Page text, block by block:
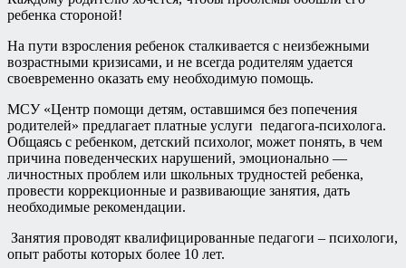
ребенка стороной!
На пути взросления ребенок сталкивается с неизбежными
возрастными кризисами, и не всегда родителям удается
своевременно оказать ему необходимую помощь.
МСУ «Центр помощи детям, оставшимся без попечения
родителей» предлагает платные услуги педагога-психолога.
Общаясь с ребенком, детский психолог, может понять, в чем
причина поведенческих нарушений, эмоционально —
личностных проблем или школьных трудностей ребенка,
провести коррекционные и развивающие занятия, дать
необходимые рекомендации.
Занятия проводят квалифицированные педагоги – психологи,
опыт работы которых более 10 лет.